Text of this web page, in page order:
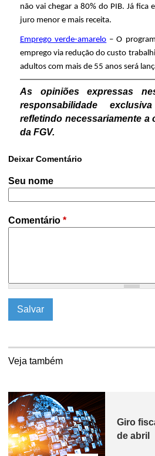
não vai chegar a 80% do PIB. Já fica
juro menor e mais receita.
Emprego verde-amarelo – O
emprego via redução do custo
adultos com mais de 55 anos será
As opiniões expressas
responsabilidade
refletindo necessariamente a
da FGV.
Deixar Comentário
Seu nome
Comentário *
Veja também
Giro
de abril